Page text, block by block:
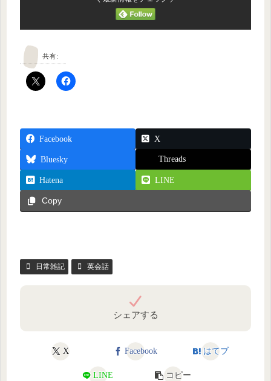
共有:
Facebook X
Bluesky Threads
Hatena LINE
Copy
日常雑記 英会話
シェアする
X Facebook はてブ
LINE コピー